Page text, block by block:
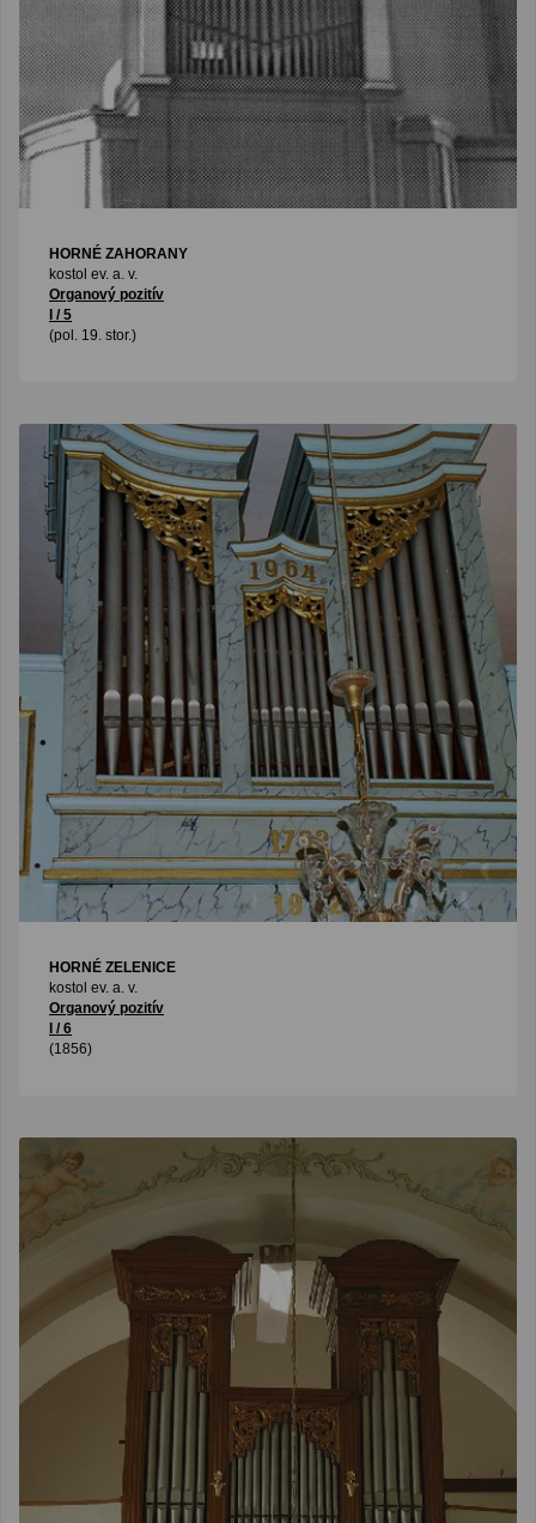
HORNÉ ZAHORANY
kostol ev. a. v.
Organový pozitív
I / 5
(pol. 19. stor.)
HORNÉ ZELENICE
kostol ev. a. v.
Organový pozitív
I / 6
(1856)